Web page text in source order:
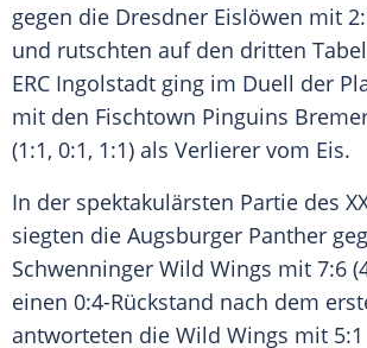
gegen die Dresdner Eislöwen mit
und rutschten auf den dritten
ERC Ingolstadt ging im Duell der
mit den Fischtown Pinguins
(1:1, 0:1, 1:1) als Verlierer vom Eis.
In der spektakulärsten Partie des
siegten die Augsburger Panther
Schwenninger Wild Wings mit 7:6
einen 0:4-Rückstand nach dem
antworteten die Wild Wings mit